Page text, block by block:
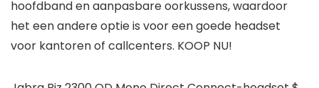
hoofdband en aanpasbare oorkussens, waardoor
het een andere optie is voor een goede headset
voor kantoren of callcenters. KOOP NU!